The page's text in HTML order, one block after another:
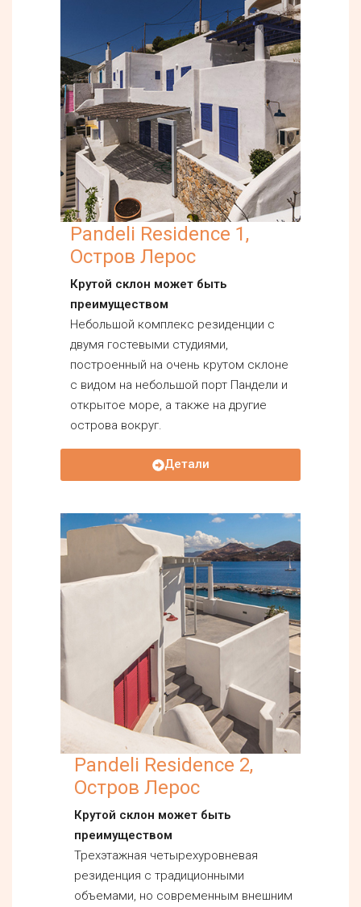
Pandeli Residence 1,
Остров Лерос
Крутой склон может быть
преимуществом
Небольшой комплекс резиденции с
двумя гостевыми студиями,
построенный на очень крутом склоне
с видом на небольшой порт Пандели и
открытое море, а также на другие
острова вокруг.
Детали
Pandeli Residence 2,
Остров Лерос
Крутой склон может быть
преимуществом
Трехэтажная четырехуровневая
резиденция с традиционными
объемами, но современным внешним